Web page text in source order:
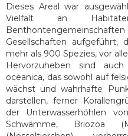
Dieses Areal war
Vielfalt an
Gesellschaften
mehr als 900 Spezies, vor
Hervorzuheben sind
oceanica, das sowohl auf
wächst und wahrhafte
darstellen, ferner
der Unterwasserhöhlen
Schwämme, Briozoa